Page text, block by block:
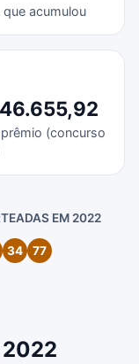
que acumulou
(concurso
EM 2022
34 77